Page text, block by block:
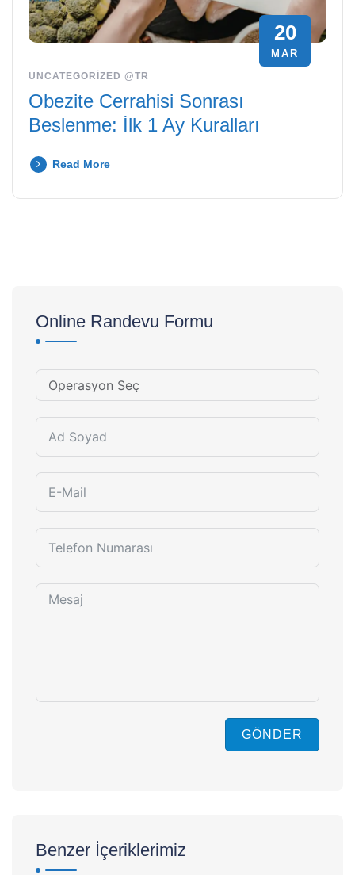
20
MAR
UNCATEGORIZED @TR
Obezite Cerrahisi Sonrası
Beslenme: İlk 1 Ay Kuralları
Read More
Online Randevu Formu
GÖNDER
Benzer İçeriklerimiz